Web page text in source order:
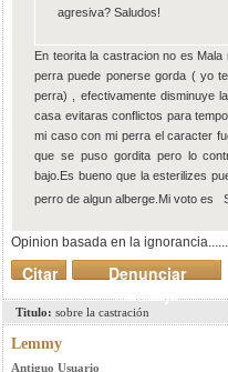
agresiva? Saludos!
En teorita la castracion no es
perra puede ponerse gorda ( yo
perra) , efectivamente disminuye
casa evitaras conflictos para
mi caso con mi perra el caracter
que se puso gordita pero lo
bajo.Es bueno que la esterilizes
perro de algun alberge.Mi voto es
Opinion basada en la
Denunciar
mensaje
Citar
Titulo: sobre la castración
Lemmy
Antiguo Usuario